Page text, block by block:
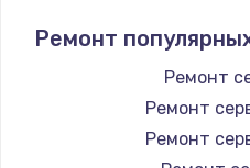
Ремонт
Ремонт
Ремонт
Ремонт